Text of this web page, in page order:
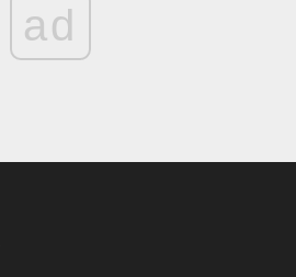
ad